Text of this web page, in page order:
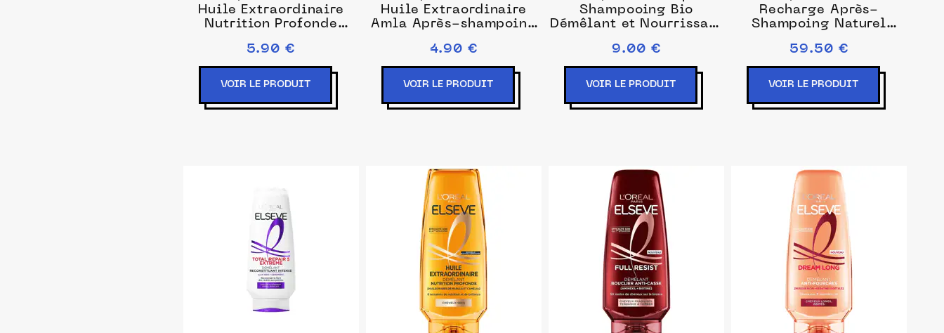
Huile Extraordinaire
Nutrition Profonde
ml unisex
5.90 €
VOIR LE PRODUIT
Huile Extraordinaire
Amla Après-shampoing
4.90 €
VOIR LE PRODUIT
Shampooing Bio
Démêlant et Nourrissant
ml unisex
9.00 €
VOIR LE PRODUIT
Recharge Après-
Shampoing Naturel
ml unisex
59.50 €
VOIR LE PRODUIT